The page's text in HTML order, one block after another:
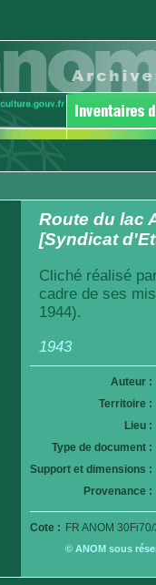
Route du lac
[Syndicat
Cliché réalisé
cadre de ses
1944).
1943
Auteur :
Territoire :
Lieu :
Type de document :
Support et dimensions :
Provenance :
Cote : FR ANOM
© ANOM sous